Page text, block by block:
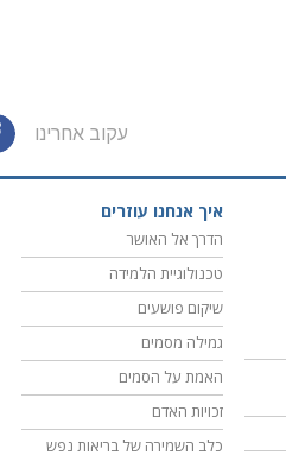
עקוב אחרינו
איך אנחנו עוזרים
הדרך אל האושר
טכנולוגיית הלמידה
שיקום פושעים
גמילה מסמים
האמת על הסמים
זכויות האדם
כלב השמירה של בריאות נפש